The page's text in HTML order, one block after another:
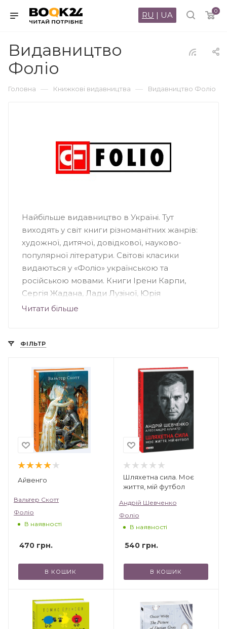
0
RU | UA
Видавництво
Фоліо
Головна — Книжкові видавництва — Видавництво Фоліо
Найбільше видавництво в Україні. Тут
виходять у світ книги різноманітних жанрів:
художної, дитячої, довідкової, науково-
популярної літератури. Світові класики
видаються у «Фоліо» українською та
російською мовами. Книги Ірени Карпи,
Сергія Жадана, Лади Лузіної, Юрія
Андруховича, Андрія Кокотюхи та інших
серій, серед яких: «Домашня бібліотека»,
«Сентиментальний роман» та інші.
Читати більше
ФІЛЬТР
Айвенго
Вальтер Скотт
Фоліо
В наявності
470 грн.
В КОШИК
Шляхетна сила. Моє
життя, мій футбол
Андрій Шевченко
Фоліо
В наявності
540грн.
В КОШИК